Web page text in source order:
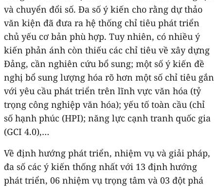
và chuyển đổi số. Đa số ý kiến cho rằng dự thảo
văn kiện đã đưa ra hệ thống chỉ tiêu phát triển
chủ yếu cơ bản phù hợp. Tuy nhiên, có nhiều ý
kiến phản ánh còn thiếu các chỉ tiêu về xây dựng
Đảng, cần nghiên cứu bổ sung; một số ý kiến đề
nghị bổ sung lượng hóa rõ hơn một số chỉ tiêu gắn
với yêu cầu phát triển trên lĩnh vực văn hóa (tỷ
trọng công nghiệp văn hóa); yếu tố toàn cầu (chỉ
số hạnh phúc (HPI); năng lực cạnh tranh quốc gia
(GCI 4.0),…
Về định hướng phát triển, nhiệm vụ và giải pháp,
đa số các ý kiến thống nhất với 13 định hướng
phát triển, 06 nhiệm vụ trọng tâm và 03 đột phá